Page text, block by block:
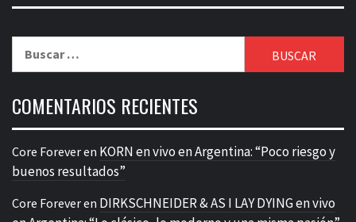
COMENTARIOS RECIENTES
Core Foreveren KORN en vivo en Argentina: “Poco riesgo y
buenos resultados”
Core Foreveren DIRKSCHNEIDER & AS I LAY DYING en vivo